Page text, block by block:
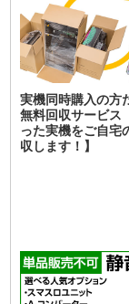
実機同時購入の方
無料回収サービ
った実機をご自宅
収します！】